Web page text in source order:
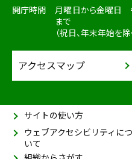
開庁時間
月曜日から金曜日
まで
（祝日、年末年始を除
アクセスマップ
サイトの使い方
ウェブアクセシビリティにつ
いて